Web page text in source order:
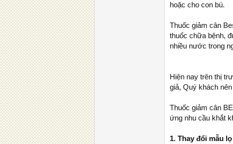
hoặc cho con bú.
Thuốc giảm cân
thuốc chữa bệnh,
nhiều nước trong
Hiện nay trên thị
giả, Quý khách
Thuốc giảm cân
ứng nhu cầu khắt
1. Thay đổi mẫu